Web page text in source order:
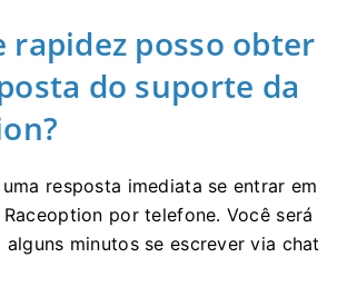
rapidez posso obter
do suporte da
resposta imediata se entrar em
por telefone. Você será
alguns minutos se escrever via chat